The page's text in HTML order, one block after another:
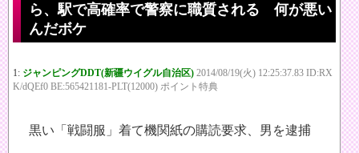
ら、駅で高確率で警察に職質される 何が悪い
んだボケ
1: ジャンピングDDT(新疆ウイグル自治区) 2014/08/19(火) 12:25:37.83 ID:RX
K/dQEf0 BE:565421181-PLT(12000) ポイント特典
黒い「戦闘服」着て機関紙の購読要求、男を逮捕